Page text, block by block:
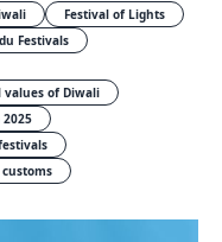
Festival of Lights
Festivals
values of Diwali
2025